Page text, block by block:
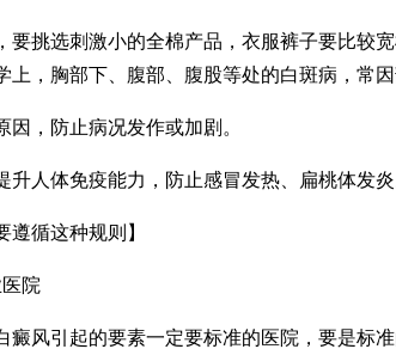
挑选刺激小的全棉产品，衣服裤子要比较宽
上，胸部下、腹部、腹股等处的白斑病，常因
，防止病况发作或加剧。
人体免疫能力，防止感冒发热、扁桃体发炎
循这种规则】
院
风引起的要素一定要标准的医院，要是标准